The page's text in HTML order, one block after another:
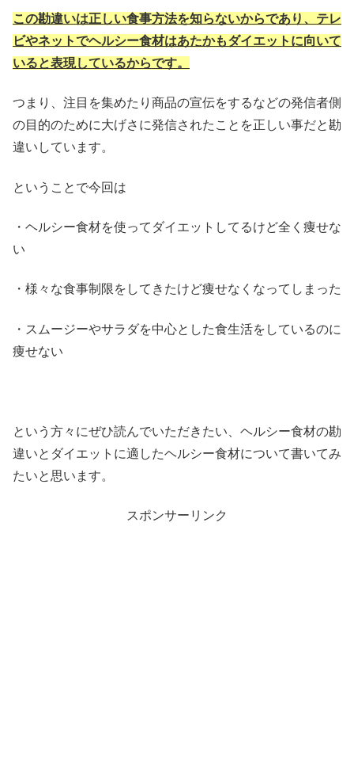
この勘違いは正しい食事方法を知らないからであり、テレ
ビやネットでヘルシー食材はあたかもダイエットに向いて
いると表現しているからです。
つまり、注目を集めたり商品の宣伝をするなどの発信者側
の目的のために大げさに発信されたことを正しい事だと勘
違いしています。
ということで今回は
・ヘルシー食材を使ってダイエットしてるけど全く痩せな
い
・様々な食事制限をしてきたけど痩せなくなってしまった
・スムージーやサラダを中心とした食生活をしているのに
痩せない
という方々にぜひ読んでいただきたい、ヘルシー食材の勘
違いとダイエットに適したヘルシー食材について書いてみ
たいと思います。
スポンサーリンク